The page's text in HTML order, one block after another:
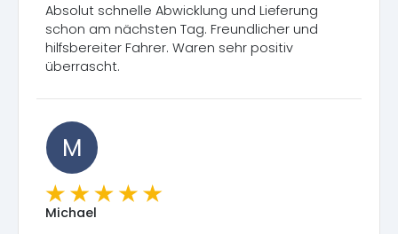
Absolut schnelle Abwicklung und Lieferung
schon am nächsten Tag. Freundlicher und
hilfsbereiter Fahrer. Waren sehr positiv
überrascht.
M
Michael